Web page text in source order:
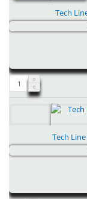
Tech
Tech Line